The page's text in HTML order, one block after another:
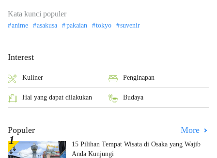
Kata kunci populer
anime asakusa pakaian tokyo suvenir
Interest
Kuliner Penginapan
Hal yang dapat dilakukan Budaya
Populer More
15 Pilihan Tempat Wisata di Osaka yang Wajib
Anda Kunjungi